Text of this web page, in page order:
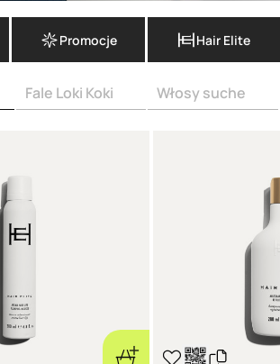
Promocje Hair Elite
Fale Loki Koki Włosy suche